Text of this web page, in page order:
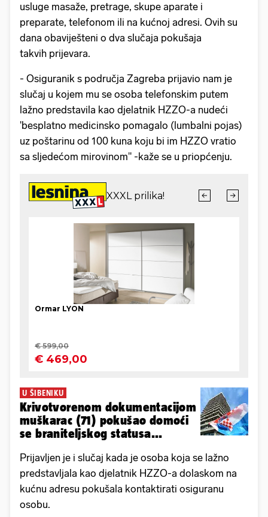
usluge masaže, pretrage, skupe aparate i
preparate, telefonom ili na kućnoj adresi. Ovih su
dana obaviješteni o dva slučaja pokušaja
takvih prijevara.
- Osiguranik s područja Zagreba prijavio nam je
slučaj u kojem mu se osoba telefonskim putem
lažno predstavila kao djelatnik HZZO-a nudeći
'besplatno medicinsko pomagalo (lumbalni pojas)
uz poštarinu od 100 kuna koju bi im HZZO vratio
sa sljedećom mirovinom" -kaže se u priopćenju.
U ŠIBENIKU
Krivotvorenom dokumentacijom
muškarac (71) pokušao domoći
se braniteljskog statusa...
Prijavljen je i slučaj kada je osoba koja se lažno
predstavljala kao djelatnik HZZO-a dolaskom na
kućnu adresu pokušala kontaktirati osiguranu
osobu.